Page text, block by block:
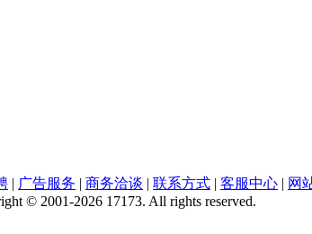
| 广告服务 | 商务洽谈 | 联系方式 | 客服中心 | 网
© 2001-2026 17173. All rights reserved.